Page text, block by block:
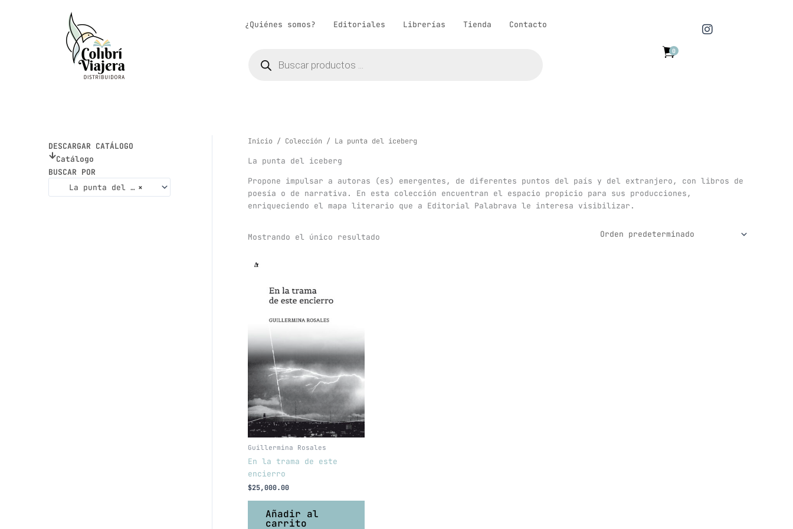
¿Quiénes somos? Editoriales Librerías Tienda Contacto
productos
0
I
n
DESCARGAR CATÁLOGO
Catálogo
BUSCAR POR
×
La punta del iceberg
Inicio / Colección / La punta del iceberg
La punta del iceberg
Propone impulsar a autoras (es) emergentes, de diferentes puntos del país y del extranjero, con libros de
poesía o de narrativa. En esta colección encuentran el espacio propicio para sus producciones,
enriqueciendo el mapa literario que a Editorial Palabrava le interesa visibilizar.
Mostrando el único resultado
Guillermina Rosales
En la trama de este
encierro
$25,000.00
Añadir al
carrito